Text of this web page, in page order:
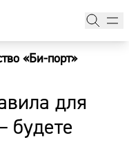
«Би-порт»
для
будете